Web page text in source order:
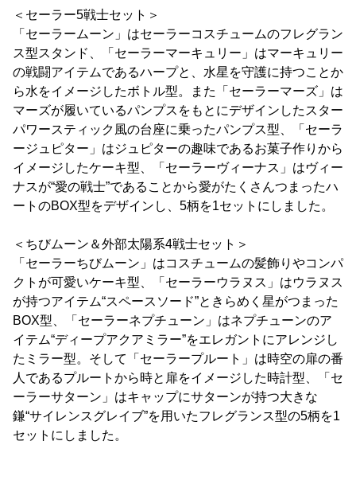
＜セーラー5戦士セット＞
「セーラームーン」はセーラーコスチュームのフレグラン
ス型スタンド、「セーラーマーキュリー」はマーキュリー
の戦闘アイテムであるハープと、水星を守護に持つことか
ら水をイメージしたボトル型。また「セーラーマーズ」は
マーズが履いているパンプスをもとにデザインしたスター
パワースティック風の台座に乗ったパンプス型、「セーラ
ージュピター」はジュピターの趣味であるお菓子作りから
イメージしたケーキ型、「セーラーヴィーナス」はヴィー
ナスが“愛の戦士”であることから愛がたくさんつまったハ
ートのBOX型をデザインし、5柄を1セットにしました。
＜ちびムーン＆外部太陽系4戦士セット＞
「セーラーちびムーン」はコスチュームの髪飾りやコンパ
クトが可愛いケーキ型、「セーラーウラヌス」はウラヌス
が持つアイテム“スペースソード”ときらめく星がつまった
BOX型、「セーラーネプチューン」はネプチューンのア
イテム“ディープアクアミラー”をエレガントにアレンジし
たミラー型。そして「セーラープルート」は時空の扉の番
人であるプルートから時と扉をイメージした時計型、「セ
ーラーサターン」はキャップにサターンが持つ大きな
鎌“サイレンスグレイブ”を用いたフレグランス型の5柄を1
セットにしました。